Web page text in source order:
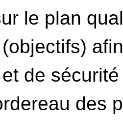
le plan
et de
des